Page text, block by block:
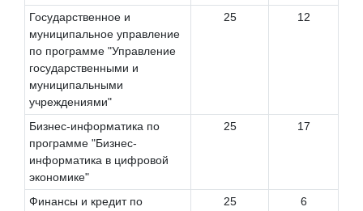
Государственное и
муниципальное управление
по программе "Управление
государственными и
муниципальными
учреждениями"
25 12
Бизнес-информатика по
программе "Бизнес-
информатика в цифровой
экономике"
25 17
Финансы и кредит по
25 6